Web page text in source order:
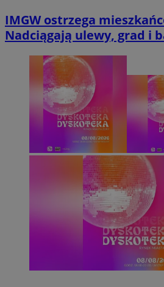
IMGW ostrzega
Nadciągają ulewy, grad i